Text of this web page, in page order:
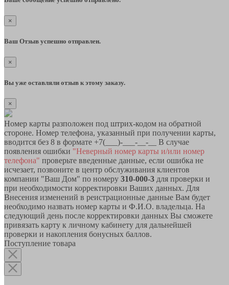
×
Ваш Отзыв успешно отправлен.
×
Вы уже оставляли отзыв к этому заказу.
×
Номер карты разположен под штрих-кодом на обратной
стороне. Номер телефона, указанный при получении карты,
вводится без 8 в формате +7(___)-___-__-__ В случае
появления ошибки "Неверный номер карты и/или номер
телефона" проверьте введенные данные, если ошибка не
исчезает, позвоните в центр обслуживания клиентов
компании "Ваш Дом" по номеру 310-000-3 для проверки и
при необходимости корректировки Ваших данных. Для
Внесения изменений в реистрационные данные Вам будет
необходимо назвать номер карты и Ф.И.О. владельца. На
следующий день после корректировки данных Вы сможете
привязать карту к личному кабинету для дальнейшей
проверки и накопления бонусных баллов.
Поступление товара